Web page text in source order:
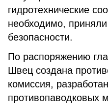
гидротехнические
необходимо,
безопасности.
По распоряжению
Швец создана
комиссия,
противопаводковых